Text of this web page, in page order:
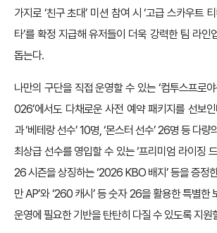
가지로 ‘친구 초대’ 미션 참여 시 ‘고급 스카우트
타’를 확정 지급해 유저들이 더욱 강력한 팀 라인
돕는다.
나만의 구단을 직접 운영할 수 있는 ‘컴투스프로
026’에서도 다채로운 사전 예약 패키지를 선보인
과 ‘베테랑 선수’ 10명, ‘몬스터 선수’ 26명 등 다
최상급 선수를 영입할 수 있는 ‘프리미엄 라이징
26 시즌을 상징하는 ‘2026 KBO 배지’ 등을 증정
만 AP’와 ‘260 캐시’ 등 숫자 26을 활용한 특별한
운영에 필요한 기반을 탄탄히 다질 수 있도록 지원